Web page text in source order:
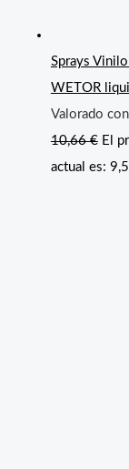
Sprays
WETOR
Valorado con
10,66€ El
actual es: